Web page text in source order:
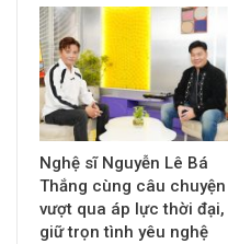
Nghệ sĩ Nguyễn Lê Bá
Thắng cùng câu chuyện
vượt qua áp lực thời đại,
giữ trọn tình yêu nghệ